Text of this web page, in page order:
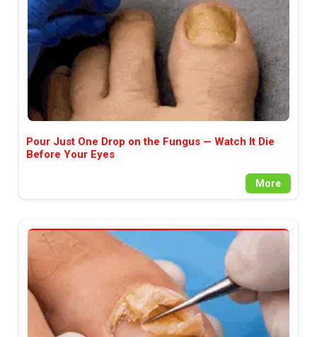
Pour Just One Drop on the Fungus — Watch It Die
Before Your Eyes
More